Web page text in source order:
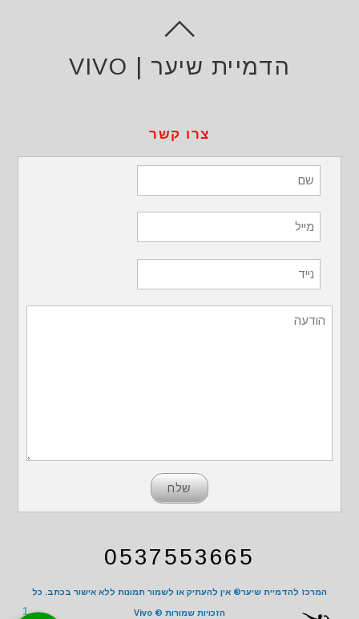
הדמיית שיער | VIVO
צרו קשר
0537553665
המרכז להדמיית שיער® אין להעתיק או לשמור תמונות ללא אישור בכתב. כל
הזכויות שמורות © Vivo
1